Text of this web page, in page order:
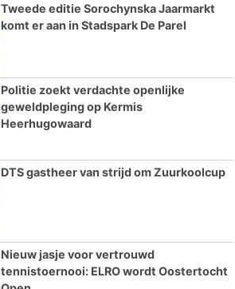
Tweede editie Sorochynska Jaarmarkt
komt er aan in Stadspark De Parel
Politie zoekt verdachte openlijke
geweldpleging op Kermis
Heerhugowaard
DTS gastheer van strijd om Zuurkoolcup
Nieuw jasje voor vertrouwd
tennistoernooi: ELRO wordt Oostertocht